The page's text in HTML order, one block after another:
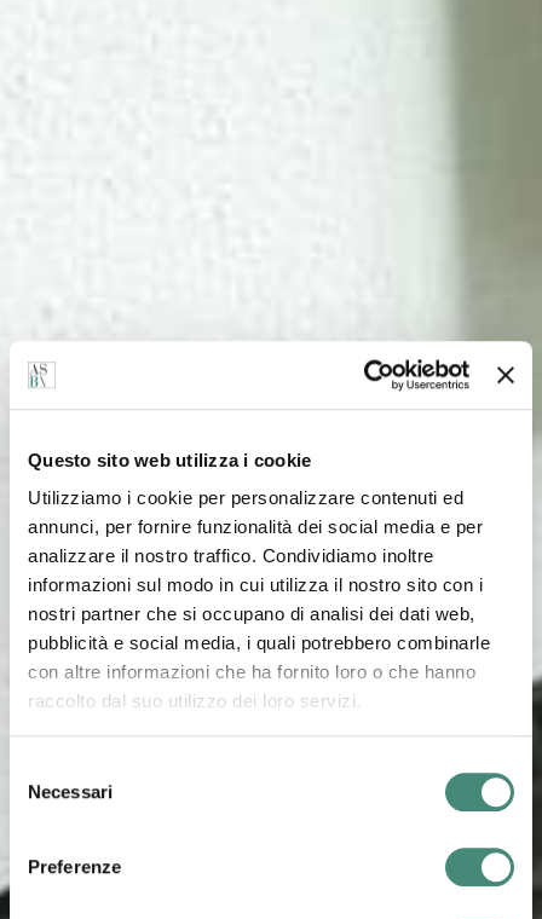
Questo sito web utilizza i cookie
Utilizziamo i cookie per personalizzare contenuti ed
annunci, per fornire funzionalità dei social media e per
analizzare il nostro traffico. Condividiamo inoltre
informazioni sul modo in cui utilizza il nostro sito con i
nostri partner che si occupano di analisi dei dati web,
pubblicità e social media, i quali potrebbero combinarle
con altre informazioni che ha fornito loro o che hanno
raccolto dal suo utilizzo dei loro servizi.
delNecessari
Preferenze